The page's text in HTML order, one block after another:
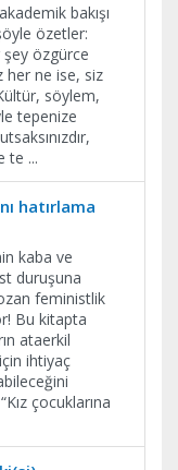
bakışı
özetler:
özgürce
her ne ise, siz
söylem,
tepenize
te ...
hatırlama
kaba ve
duruşuna
feministlik
Bu kitapta
ataerkil
ihtiyaç
çocuklarına